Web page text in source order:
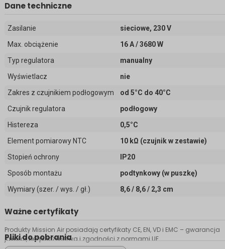
Dane techniczne
Zasilanie
sieciowe, 230 V
Max. obciążenie
16 A / 3680 W
Typ regulatora
manualny
Wyświetlacz
nie
Zakres z czujnikiem podłogowym
od 5°C do 40°C
Czujnik regulatora
podłogowy
Histereza
0,5°C
Element pomiarowy NTC
10 kΩ (czujnik w zestawie)
Stopień ochrony
IP20
Sposób montażu
podtynkowy (w puszkę)
Wymiary (szer. / wys. / gł.)
8,6 / 8,6 / 2,3 cm
Ważne certyfikaty
Produkty Mission Air posiadają certyfikaty CE, EN, VD i EMC – gwarancja
jakości, bezpieczeństwa i zgodności z normami UE.
Pliki do pobrania